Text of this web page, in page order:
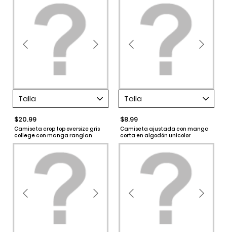
Talla
$20.99
Camiseta crop top oversize gris
college con manga ranglan
Talla
$8.99
Camiseta ajustada con manga
corta en algodón unicolor